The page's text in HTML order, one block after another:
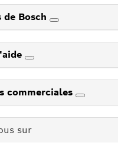
Bosch
commerciales
sur